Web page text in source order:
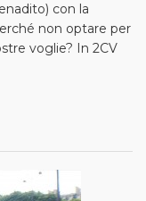
con la
non optare per
voglie? In 2CV